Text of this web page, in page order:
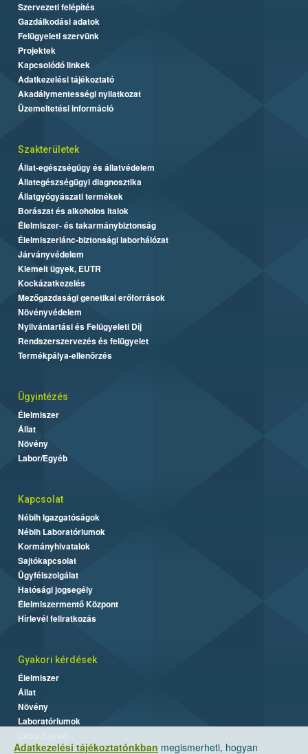
Adatkezelési tájékoztatónkban megismerheti, hogyan
Szervezeti felépítés
Gazdálkodási adatok
Felügyeleti szervünk
Projektek
Kapcsolódó linkek
Adatkezelési tájékoztató
Akadálymentességi nyilatkozat
Üzemeltetési információ
Szakterületek
Állat-egészségügy és állatvédelem
Állategészségügyi diagnosztika
Állatgyógyászati termékek
Borászat és alkoholos italok
Élelmiszer- és takarmánybiztonság
Élelmiszerlánc-biztonsági laborhálózat
Járványvédelem
Kiemelt ügyek, EUTR
Kockázatkezelés
Mezőgazdasági genetikai erőforrások
Növényvédelem
Nyilvántartási és Felügyeleti Díj
Rendszerszervezés és felügyelet
Termékpálya-ellenőrzés
Ügyintézés
Élelmiszer
Állat
Növény
Labor/Egyéb
Kapcsolat
Nébih Igazgatóságok
Nébih Laboratóriumok
Kormányhivatalok
Sajtókapcsolat
Ügyfélszolgálat
Hatósági jogsegély
Élelmiszermentő Központ
Hírlevél feliratkozás
Gyakori kérdések
Élelmiszer
Állat
Növény
Laboratóriumok